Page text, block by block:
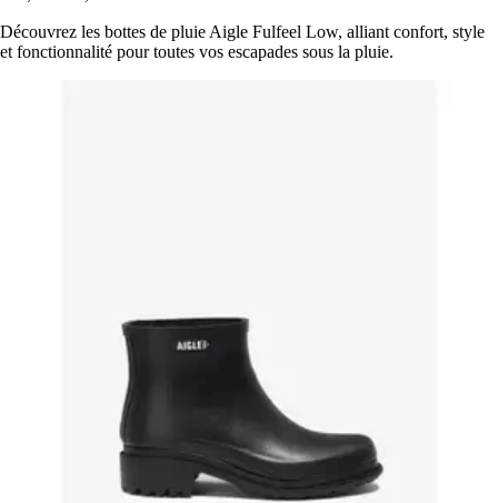
Découvrez les bottes de pluie Aigle Fulfeel Low, alliant confort, style
et fonctionnalité pour toutes vos escapades sous la pluie.